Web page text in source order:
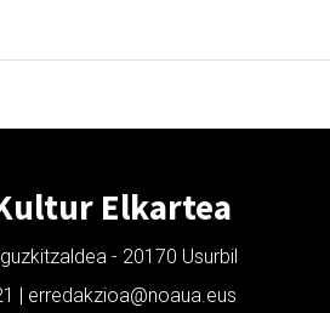
Elkartea
- 20170 Usurbil
| erredakzioa@noaua.eus